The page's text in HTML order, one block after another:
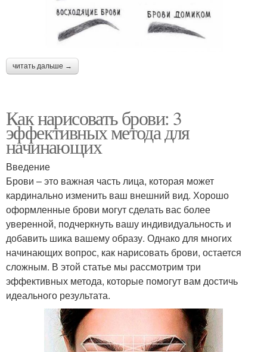
читать дальше →
Как нарисовать брови: 3
эффективных метода для
начинающих
Введение
Брови – это важная часть лица, которая может
кардинально изменить ваш внешний вид. Хорошо
оформленные брови могут сделать вас более
уверенной, подчеркнуть вашу индивидуальность и
добавить шика вашему образу. Однако для многих
начинающих вопрос, как нарисовать брови, остается
сложным. В этой статье мы рассмотрим три
эффективных метода, которые помогут вам достичь
идеального результата.